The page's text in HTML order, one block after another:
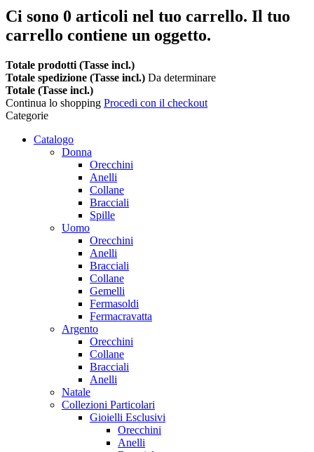
Ci sono 0 articoli nel tuo carrello. Il tuo
carrello contiene un oggetto.
Totale prodotti (Tasse incl.)
Totale spedizione (Tasse incl.) Da determinare
Totale (Tasse incl.)
Continua lo shopping Procedi con il checkout
Categorie
Catalogo
Donna
Orecchini
Anelli
Collane
Bracciali
Spille
Uomo
Orecchini
Anelli
Bracciali
Collane
Gemelli
Fermasoldi
Fermacravatta
Argento
Orecchini
Collane
Bracciali
Anelli
Natale
Collezioni Particolari
Gioielli Esclusivi
Orecchini
Anelli